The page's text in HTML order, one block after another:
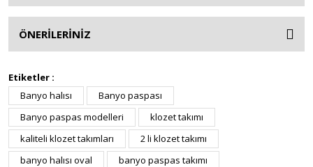
ÖNERİLERİNİZ
Etiketler :
Banyo halısı
Banyo paspası
Banyo paspas modelleri
klozet takımı
kaliteli klozet takımları
2 li klozet takımı
banyo halısı oval
banyo paspas takımı